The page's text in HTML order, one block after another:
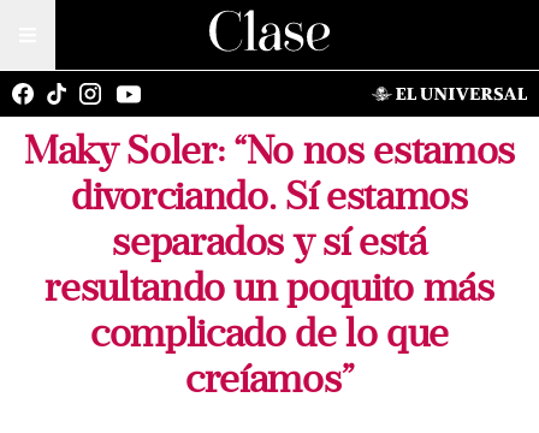
Maky Soler: “No nos estamos
divorciando. Sí estamos
separados y sí está
resultando un poquito más
complicado de lo que
creíamos”